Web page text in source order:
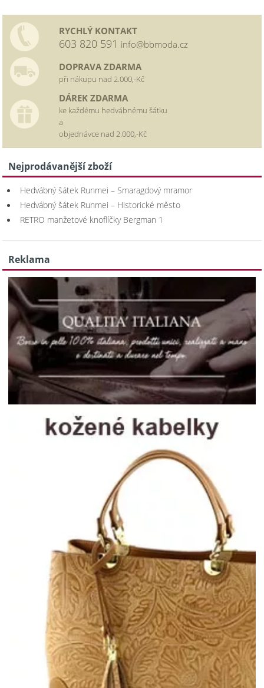
RYCHLÝ KONTAKT
603 820 591 info@bbmoda.cz
DOPRAVA ZDARMA
při nákupu nad 2.000,-Kč
DÁREK ZDARMA
ke každému hedvábnému šátku
a
objednávce nad 2.000,-Kč
Nejprodávanější zboží
Hedvábný šátek Runmei – Smaragdový mramor
Hedvábný šátek Runmei – Historické město
RETRO manžetové knoflíčky Bergman 1
Reklama